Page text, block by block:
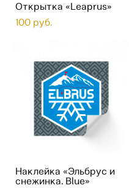
Открытка «Leaprus»
100 pуб.
Наклейка «Эльбрус и
снежинка. Blue»